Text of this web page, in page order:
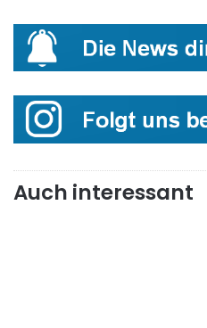
Auch interessant